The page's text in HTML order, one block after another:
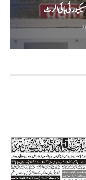
ہائی الرٹ